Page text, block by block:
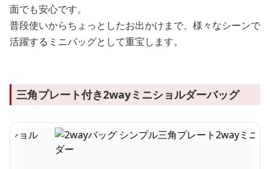
面でも安心です。
普段使いからちょっとしたお出かけまで、様々なシーンで
活躍するミニバッグとして重宝します。
三角プレート付き2wayミニショルダーバッグ